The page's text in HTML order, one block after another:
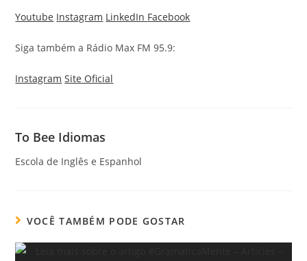
Youtube Instagram LinkedIn Facebook
Siga também a Rádio Max FM 95.9:
Instagram Site Oficial
To Bee Idiomas
Escola de Inglês e Espanhol
VOCÊ TAMBÉM PODE GOSTAR